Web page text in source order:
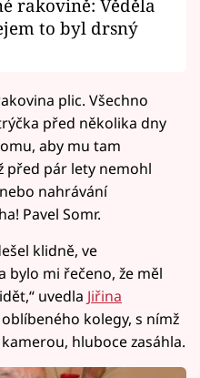
rakovině: Věděla
to byl drsný
plic. Všechno
před několika dny
aby mu tam
před pár lety nemohl
nahrávání
Pavel Somr.
klidně, ve
bylo mi řečeno, že měl
uvedla Jiřina
kolegy, s nímž
hluboce zasáhla.